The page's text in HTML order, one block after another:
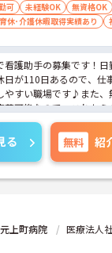
可 未経験OK 無資格OK
休･介護休暇取得実績あり
看護助手の募集です！日
日が110日あるので、仕
やすい職場です♪また、
募可能なので、これから
う方にピッタリの職場
ポイントをお伝えしま
さい。
る 無料 紹
上町病院
医療法人